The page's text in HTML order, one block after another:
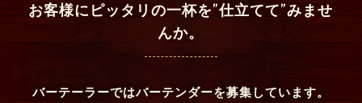
お客様にピッタリの一杯を”仕立てて”みませ
んか。
バーテーラーではバーテンダーを募集しています。